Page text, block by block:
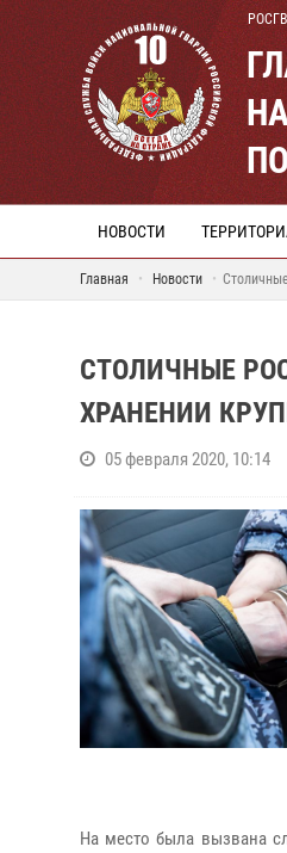
НОВОСТИ
Главная Новости
СТОЛИЧНЫЕ
ХРАНЕНИИ
05 февраля 2020, 10:14
На место была вызвана